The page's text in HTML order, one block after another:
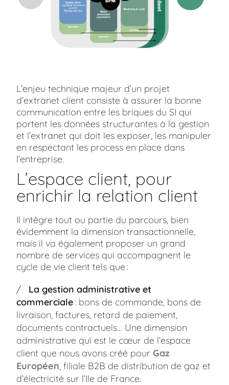
Aller à la navigation principale"
Aller à l'entête
Aller au contenu principal
Aller au pied de page
L’enjeu technique majeur d’un projet
d’extranet client consiste à assurer la bonne
communication entre les briques du SI qui
portent les données structurantes à la gestion
et l’extranet qui doit les exposer, les manipuler
en respectant les process en place dans
l’entreprise.
L’espace client, pour
enrichir la relation client
Il intègre tout ou partie du parcours, bien
évidemment la dimension transactionnelle,
mais il va également proposer un grand
nombre de services qui accompagnent le
cycle de vie client tels que :
La gestion administrative et
commerciale: bons de commande, bons de
livraison, factures, retard de paiement,
documents contractuels… Une dimension
administrative qui est le cœur de l’espace
client que nous avons créé pourGaz
Européen, filiale B2B de distribution de gaz et
d’électricité sur l’Ile de France.